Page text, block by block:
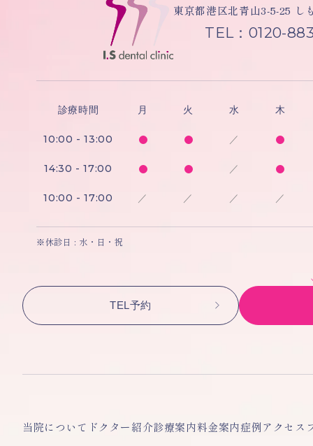
東京都港区北青山3-5-25 し
TEL：0120-
診療時間 月 火 水 木
10:00 - 13:00 ／
14:30 - 17:00 ／
10:00 - 17:00 ／ ／ ／ ／
※休診日 : 水・日・祝
TEL予約
当院について ドクター紹介診療案内料金案内症例アクセス